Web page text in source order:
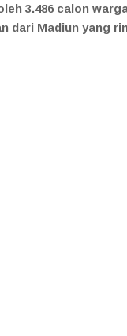
3.486 calon
dari Madiun yang